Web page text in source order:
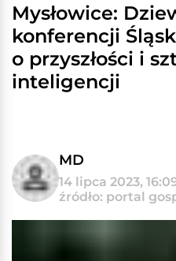
Mysłowice:
konferencji
o przyszłości i
inteligencji
MD
14 lipca 2023,
źródło: portal